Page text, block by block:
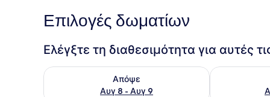
Επιλογές δωματίων
Ελέγξτε τη διαθεσιμότητα για αυτές
Απόψε
Αυγ 8 - Αυγ 9
Έλεγχος διαθεσιμότητας για απόψε Αυγ 8 - Αυγ 9
Έλεγχος